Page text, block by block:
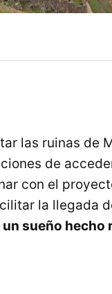
las ruinas de
de
con el
la llegada
sueño hecho